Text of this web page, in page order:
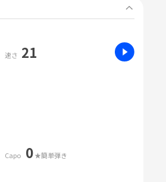
速さ 21
Capo 0★簡単弾き